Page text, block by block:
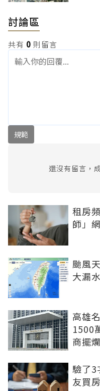
討論區
共有 0 則留言
規範
還沒有留言，
租房
師」
颱風
大漏
高雄
1500
商擺爛
驗了3
友買